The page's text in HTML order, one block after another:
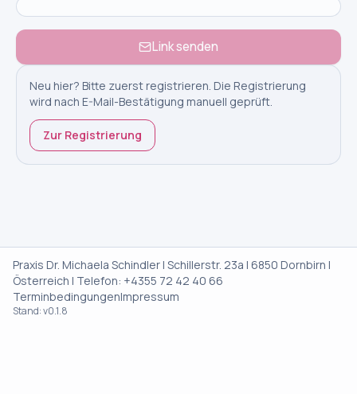
Link senden
Neu hier? Bitte zuerst registrieren. Die Registrierung
wird nach E-Mail-Bestätigung manuell geprüft.
Zur Registrierung
Praxis Dr. Michaela Schindler | Schillerstr. 23a | 6850 Dornbirn |
Österreich | Telefon: +4355 72 42 40 66
TerminbedingungenImpressum
Stand: v0.1.8